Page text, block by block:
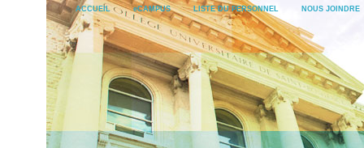
ACCUEIL eCAMPUS LISTE DU PERSONNEL NOUS JOINDRE